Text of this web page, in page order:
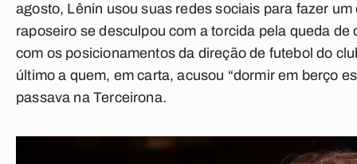
agosto, Lênin usou suas redes sociais para fazer
raposeiro se desculpou com a torcida pela queda
com os posicionamentos da direção de futebol do
último a quem, em carta, acusou “dormir em berço
passava na Terceirona.